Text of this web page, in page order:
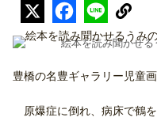
絵本を読み聞かせ
豊橋の名豊ギャラリー児童
原爆症に倒れ、病床で鶴